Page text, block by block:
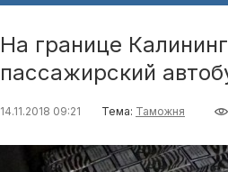
На границе
пассажирский
14.11.2018 09:21 Тема: Таможня